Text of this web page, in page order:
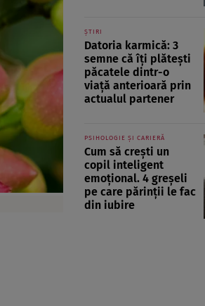
ȘTIRI
Datoria karmică: 3
semne că îți plătești
păcatele dintr-o
viață anterioară prin
actualul partener
PSIHOLOGIE ȘI CARIERĂ
Cum să crești un
copil inteligent
emoțional. 4 greșeli
pe care părinții le fac
din iubire